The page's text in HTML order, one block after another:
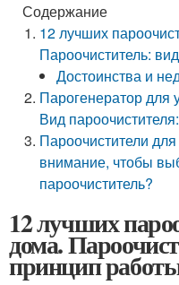
Содержание
12 лучших
Пароочиститель:
Достоинства и
Парогенератор для
Вид
Пароочистители
внимание, чтобы
пароочиститель?
12 лучших
дома.
принцип